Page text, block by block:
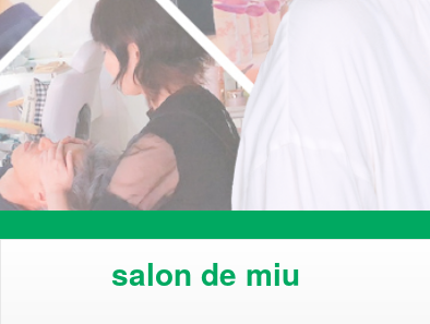
salon de miu